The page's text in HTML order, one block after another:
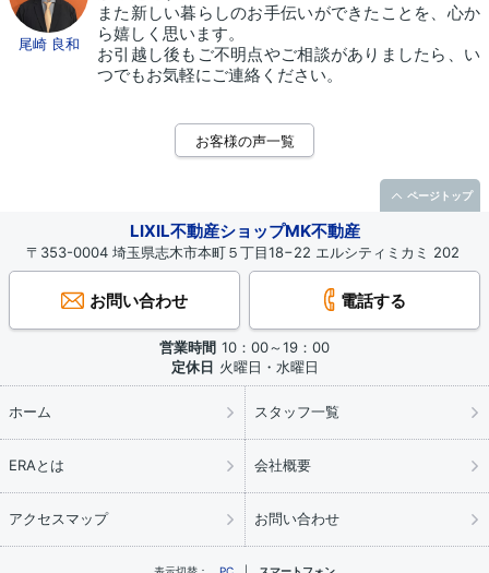
尾崎 良和
また新しい暮らしのお手伝いができたことを、心か
ら嬉しく思います。
お引越し後もご不明点やご相談がありましたら、い
つでもお気軽にご連絡ください。
お客様の声一覧
LIXIL不動産ショップMK不動産
〒353-0004 埼玉県志木市本町５丁目18−22 エルシティミカミ 202
お問い合わせ 電話する
営業時間 10：00～19：00
定休日 火曜日・水曜日
ホーム スタッフ一覧
ERAとは 会社概要
アクセスマップ お問い合わせ
ページトップ